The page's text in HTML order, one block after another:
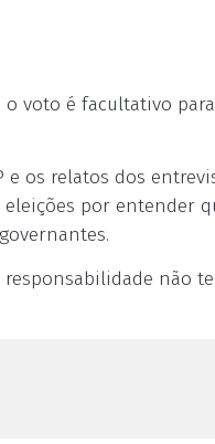
voto é facultativo
e os relatos dos
por entender
não